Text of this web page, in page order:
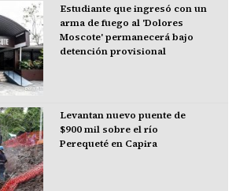
Estudiante que ingresó con un
arma de fuego al 'Dolores
Moscote' permanecerá bajo
detención provisional
Levantan nuevo puente de
$900 mil sobre el río
Perequeté en Capira